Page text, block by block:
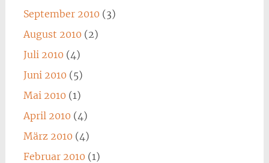
September 2010 (3)
August 2010 (2)
Juli 2010 (4)
Juni 2010 (5)
Mai 2010 (1)
April 2010 (4)
März 2010 (4)
Februar 2010 (1)